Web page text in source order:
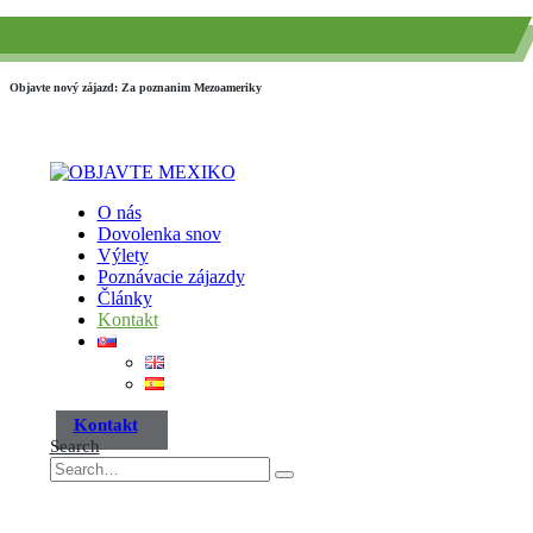
Objavte nový zájazd: Za poznanim Mezoameriky
O nás
Dovolenka snov
Výlety
Poznávacie zájazdy
Články
Kontakt
Kontakt
Search